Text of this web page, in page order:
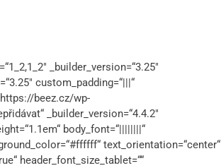
_builder_version=“3.25″
custom_padding=“|||“
beez.cz/wp-
_builder_version=“4.4.2″
body_font=“||||||||“
text_orientation=“center“
header_font_size_tablet=““